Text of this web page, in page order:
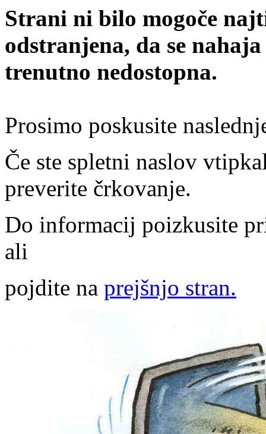
Strani ni bilo mogoče
odstranjena, da se
trenutno nedostopna.
Prosimo poskusite
Če ste spletni naslov
preverite črkovanje.
Do informacij poizkusite
ali
pojdite na prejšnjo stran.